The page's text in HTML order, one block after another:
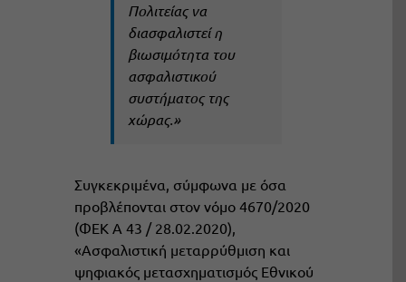
Πολιτείας να
διασφαλιστεί η
βιωσιμότητα του
ασφαλιστικού
συστήματος της
χώρας.»
Συγκεκριμένα, σύμφωνα με όσα
προβλέπονται στον νόμο 4670/2020
(ΦΕΚ Α 43 / 28.02.2020),
«Ασφαλιστική μεταρρύθμιση και
ψηφιακός μετασχηματισμός Εθνικού